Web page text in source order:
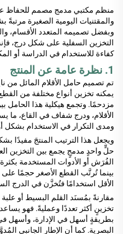
منظم مكتبي مدمج مصمم للحفاظ
والمقتنيات اليومية الصغيرة
وبفضل تصميمه المتعدد الأقسام،
التخزين السفلية على شكل درج،
كفاءة للاستخدام في الدراسة أو
1. نظرة عامة عن المنتج
تم تصميم حامل الأقلام المائل
يمكنه تخزين أنواع مختلفة من
مزدحمًا. وتجمع هيكلية هذا الحامل
الأقلام، ودرج شفاف في القاع، ما
ومدى التكرار في الاستخدام بشكل
ويجعل هذا الترتيب المنتجَ مفيدًا
حلٍّ واحدٍ مدمجٍ يجمع بين التخزين
الفُرَش أو الأدوات المستخدمة بكثرة
بينما تُرتَّب القطع الأصغر حجمًا
الأقل استخدامًا فتُخزَّن في الدرج
مقارنةً بمُسنَد القلم البسيط أو
تخزينٍ أكثر تعددًا وعمليةً. فهو
بطريقةٍ أسهل في الإدارة، وأسهل في
البصرية. كما أن الإطار الجانبي